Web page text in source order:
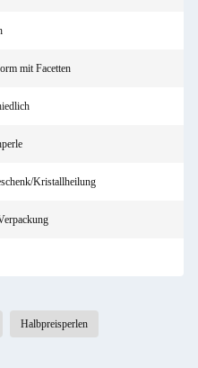
mit Facetten
Kristallheilung
Halbpreisperlen